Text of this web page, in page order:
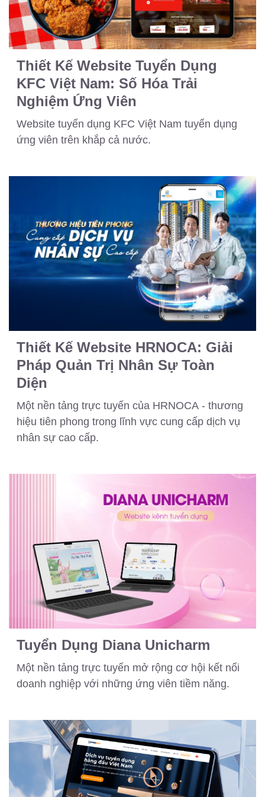
Thiết Kế Website Tuyển Dụng
KFC Việt Nam: Số Hóa Trải
Nghiệm Ứng Viên
Website tuyển dụng KFC Việt Nam tuyển dụng
ứng viên trên khắp cả nước.
Thiết Kế Website HRNOCA: Giải
Pháp Quản Trị Nhân Sự Toàn
Diện
Một nền tảng trực tuyến của HRNOCA -thương
hiệu tiên phong trong lĩnh vực cung cấp dịch vụ
nhân sự cao cấp.
Tuyển Dụng Diana Unicharm
Một nền tảng trực tuyến mở rộng cơ hội kết nối
doanh nghiệp với những ứng viên tiềm năng.